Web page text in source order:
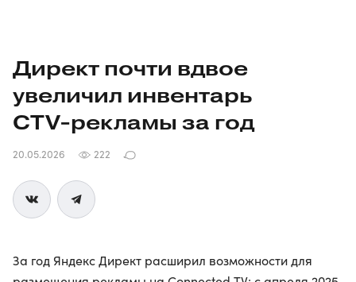
Директ почти вдвое
увеличил инвентарь
CTV-рекламы за год
20.05.2026 222
За год Яндекс Директ расширил возможности для